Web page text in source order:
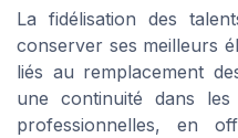
La fidélisation des
conserver ses meilleurs
liés au remplacement
une continuité dans les
professionnelles, en